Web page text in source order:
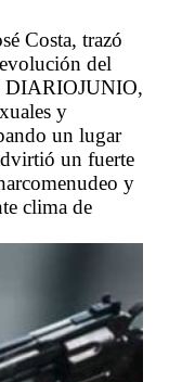
Costa, trazó
del
DIARIOJUNIO,
y
un lugar
un fuerte
y
clima de